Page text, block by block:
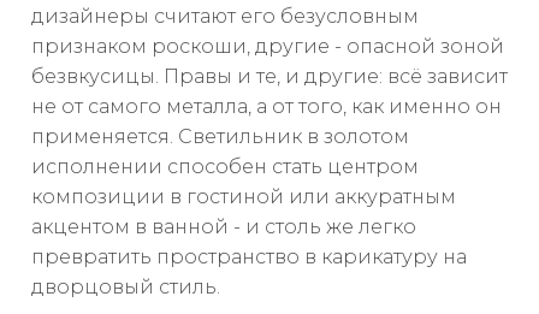
дизайнеры считают его безусловным
признаком роскоши, другие - опасной зоной
безвкусицы. Правы и те, и другие: всё зависит
не от самого металла, а от того, как именно он
применяется. Светильник в золотом
исполнении способен стать центром
композиции в гостиной или аккуратным
акцентом в ванной - и столь же легко
превратить пространство в карикатуру на
дворцовый стиль.